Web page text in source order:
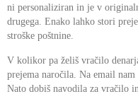
ni personaliziran in je v
drugega. Enako lahko stori
stroške poštnine.
V kolikor pa želiš vračilo
prejema naročila. Na email
Nato dobiš navodila za vračilo